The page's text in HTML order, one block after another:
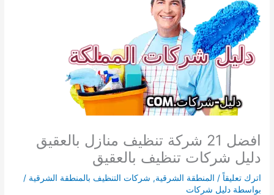
افضل 21 شركة تنظيف منازل بالعقيق
دليل شركات تنظيف بالعقيق
اترك تعليقاً / المنطقة الشرقية, شركات التنظيف بالمنطقة الشرقية /
بواسطة دليل شركات